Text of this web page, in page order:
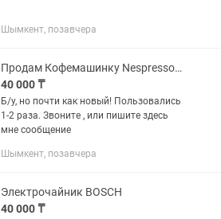
Шымкент, позавчера
Продам Кофемашинку Nespresso (почти Новый)
40 000 ₸
Б/у, но почти как новый! Пользовались
1-2 раза. Звоните , или пишите здесь
мне сообщение
Шымкент, позавчера
Электрочайник BOSCH
40 000 ₸